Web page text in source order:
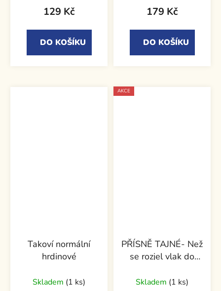
produktu
5,0
z
129 Kč
DO KOŠÍKU
179 Kč
DO KOŠÍKU
Takoví normální
hrdinové
Skladem (1 ks)
AKCE
PŘÍSNĚ TAJNÉ- Než
se rozjel vlak do
Skladem (1 ks)